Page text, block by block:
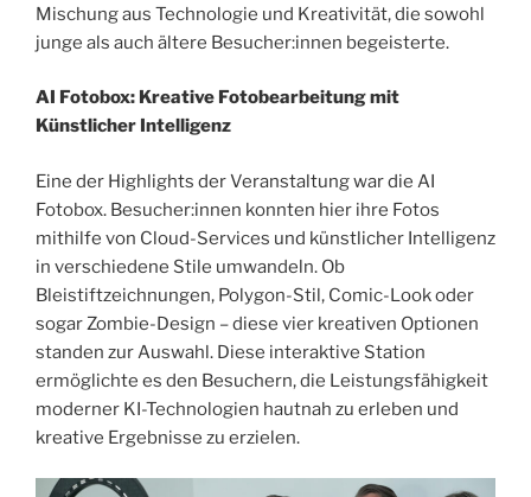
Mischung aus Technologie und Kreativität, die sowohl
junge als auch ältere Besucher:innen begeisterte.
AI Fotobox: Kreative Fotobearbeitung mit
Künstlicher Intelligenz
Eine der Highlights der Veranstaltung war die AI
Fotobox. Besucher:innen konnten hier ihre Fotos
mithilfe von Cloud-Services und künstlicher Intelligenz
in verschiedene Stile umwandeln. Ob
Bleistiftzeichnungen, Polygon-Stil, Comic-Look oder
sogar Zombie-Design – diese vier kreativen Optionen
standen zur Auswahl. Diese interaktive Station
ermöglichte es den Besuchern, die Leistungsfähigkeit
moderner KI-Technologien hautnah zu erleben und
kreative Ergebnisse zu erzielen.